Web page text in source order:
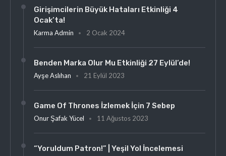
Girişimcilerin Büyük Hataları Etkinliği 4
Ocak’ta!
Karma Admin 2 Ocak 2024
Benden Marka Olur Mu Etkinliği 27 Eylül’de!
Ayşe Aslıhan 21 Eylül 2023
Game Of Thrones İzlemek İçin 7 Sebep
Onur Şafak Yücel 11 Ağustos 2023
“Yoruldum Patron!” | Yeşil Yol İncelemesi